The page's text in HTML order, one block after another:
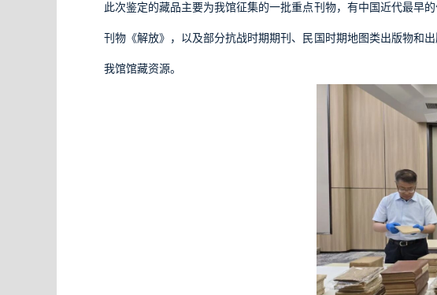
此次鉴定的藏品主要为我馆征集的一批重点刊物，有中国近代最早
刊物《解放》，以及部分抗战时期期刊、民国时期地图类出版物和
我馆馆藏资源。